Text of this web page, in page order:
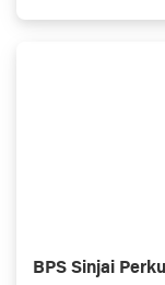
BPS Sinjai